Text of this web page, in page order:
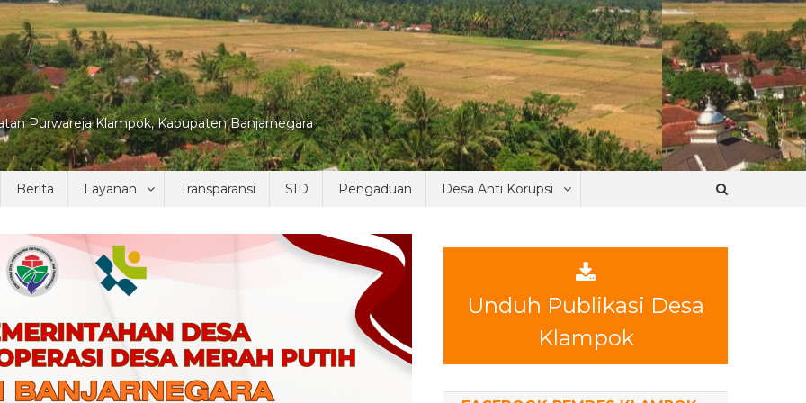
Purwareja Klampok, Kabupaten Banjarnegara
Berita Layanan Transparansi SID Pengaduan Desa Anti Korupsi
Unduh Publikasi Desa
Klampok